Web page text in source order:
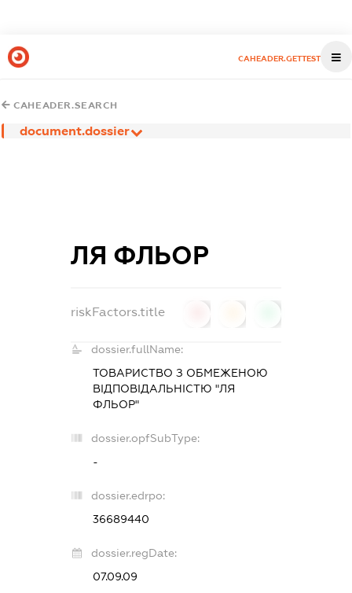
CAHEADER.GETTEST
CAHEADER.SEARCH
document.dossier
ЛЯ ФЛЬОР
riskFactors.title
dossier.fullName:
ТОВАРИСТВО З ОБМЕЖЕНОЮ
ВІДПОВІДАЛЬНІСТЮ "ЛЯ
ФЛЬОР"
dossier.opfSubType:
-
dossier.edrpo:
36689440
dossier.regDate:
07.09.09